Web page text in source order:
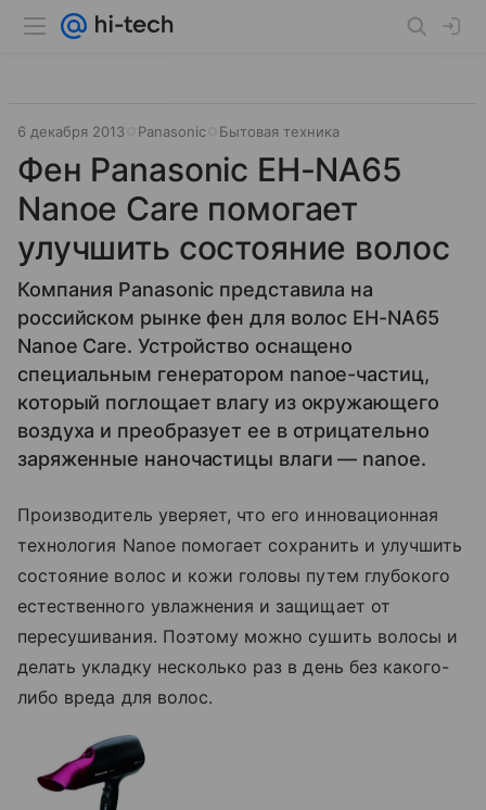
6 декабря 2013 Panasonic Бытовая техника
Фен Panasonic EH-NA65
Nanoe Care помогает
улучшить состояние волос
Компания Panasonic представила на
российском рынке фен для волос EH-NA65
Nanoe Care. Устройство оснащено
специальным генератором nanoe-частиц,
который поглощает влагу из окружающего
воздуха и преобразует ее в отрицательно
заряженные наночастицы влаги — nanoe.
Производитель уверяет, что его инновационная
технология Nanoe помогает сохранить и улучшить
состояние волос и кожи головы путем глубокого
естественного увлажнения и защищает от
пересушивания. Поэтому можно сушить волосы и
делать укладку несколько раз в день без какого-
либо вреда для волос.